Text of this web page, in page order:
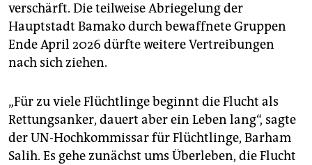
verschärft. Die teilweise Abriegelung der
Hauptstadt Bamako durch bewaffnete Gruppen
Ende April 2026 dürfte weitere Vertreibungen
nach sich ziehen.
„Für zu viele Flüchtlinge beginnt die Flucht als
Rettungsanker, dauert aber ein Leben lang“, sagte
der UN-Hochkommissar für Flüchtlinge, Barham
Salih. Es gehe zunächst ums Überleben, die Flucht